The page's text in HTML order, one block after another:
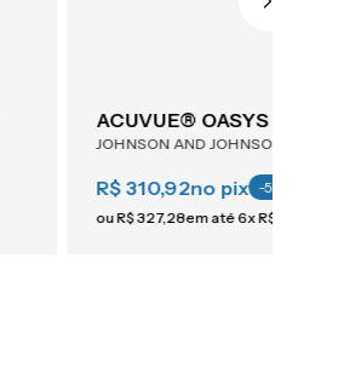
ACUVUE® OASYS
JOHNSON AND JOHNSON
R$ 310,92no pix -5
ouR$327,28em até6xR$